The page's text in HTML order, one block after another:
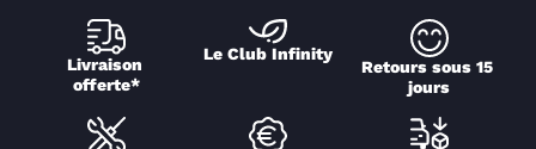
Livraison
offerte*
Le Club Infinity
Retours sous 15
jours